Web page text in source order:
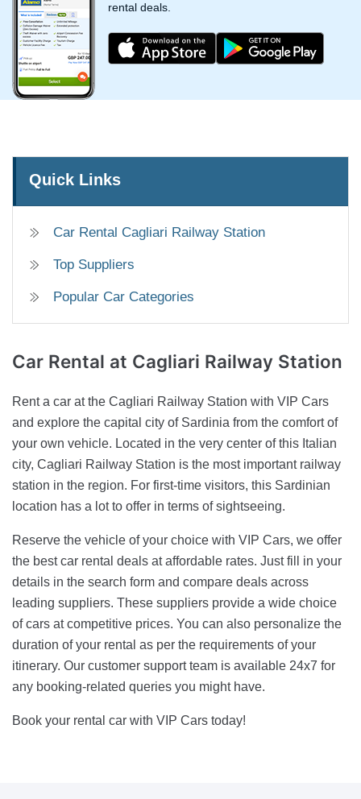
rental deals.
Quick Links
Car Rental Cagliari Railway Station
Top Suppliers
Popular Car Categories
Car Rental at Cagliari Railway Station
Rent a car at the Cagliari Railway Station with VIP Cars
and explore the capital city of Sardinia from the comfort of
your own vehicle. Located in the very center of this Italian
city, Cagliari Railway Station is the most important railway
station in the region. For first-time visitors, this Sardinian
location has a lot to offer in terms of sightseeing.
Reserve the vehicle of your choice with VIP Cars, we offer
the best car rental deals at affordable rates. Just fill in your
details in the search form and compare deals across
leading suppliers. These suppliers provide a wide choice
of cars at competitive prices. You can also personalize the
duration of your rental as per the requirements of your
itinerary. Our customer support team is available 24x7 for
any booking-related queries you might have.
Book your rental car with VIP Cars today!